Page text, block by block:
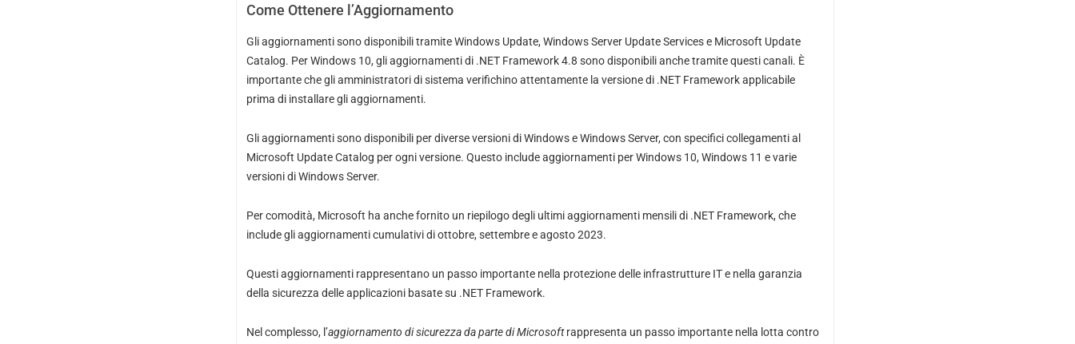
Come Ottenere l’Aggiornamento
Gli aggiornamenti sono disponibili tramite Windows Update, Windows Server Update Services e Microsoft Update
Catalog. Per Windows 10, gli aggiornamenti di .NET Framework 4.8 sono disponibili anche tramite questi canali. È
importante che gli amministratori di sistema verifichino attentamente la versione di .NET Framework applicabile
prima di installare gli aggiornamenti.
Gli aggiornamenti sono disponibili per diverse versioni di Windows e Windows Server, con specifici collegamenti al
Microsoft Update Catalog per ogni versione. Questo include aggiornamenti per Windows 10, Windows 11 e varie
versioni di Windows Server.
Per comodità, Microsoft ha anche fornito un riepilogo degli ultimi aggiornamenti mensili di .NET Framework, che
include gli aggiornamenti cumulativi di ottobre, settembre e agosto 2023.
Questi aggiornamenti rappresentano un passo importante nella protezione delle infrastrutture IT e nella garanzia
della sicurezza delle applicazioni basate su .NET Framework.
Nel complesso, l’aggiornamento di sicurezza da parte di Microsoftrappresenta un passo importante nella lotta contro